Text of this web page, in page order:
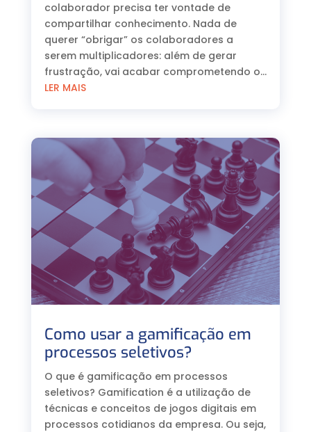
colaborador precisa ter vontade de
compartilhar conhecimento. Nada de
querer “obrigar” os colaboradores a
serem multiplicadores: além de gerar
frustração, vai acabar comprometendo o...
LER MAIS
Como usar a gamificação em
processos seletivos?
O que é gamificação em processos
seletivos? Gamification é a utilização de
técnicas e conceitos de jogos digitais em
processos cotidianos da empresa. Ou seja,